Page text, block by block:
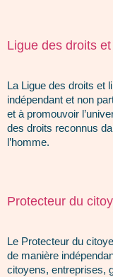
Ligue des droits
La Ligue des droits et
indépendant et non
et à promouvoir
des droits reconnus
l’homme.
Protecteur du
Le Protecteur du
de manière
citoyens, entreprises,